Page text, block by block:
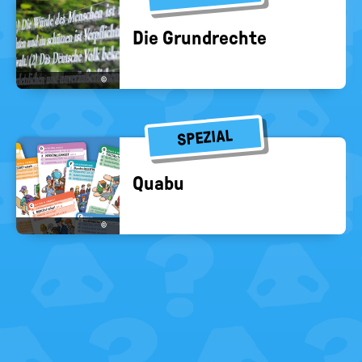
©
Die Grund­rech­te
SPEZIAL
©
Quabu